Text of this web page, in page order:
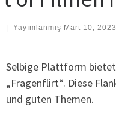
Yayımlanmış Mart 10, 2023
Selbige Plattform
„Fragenflirt“. Diese
und guten Themen.